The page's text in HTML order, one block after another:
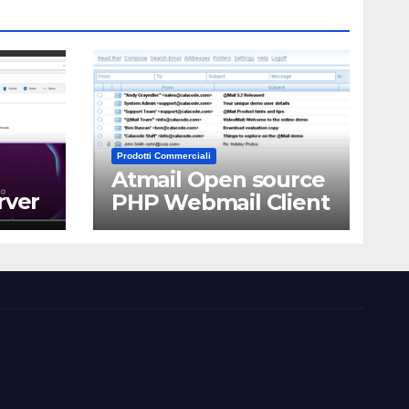
Prodotti Commerciali
Atmail Open source
PHP Webmail Client